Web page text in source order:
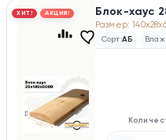
ХИТ! АКЦИЯ! Блок-хаус
Размер:
Сорт:АБ